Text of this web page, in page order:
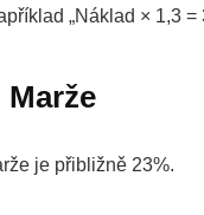
„Náklad × 1,3
je přibližně 23%.